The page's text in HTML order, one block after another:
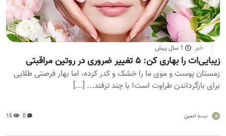
خبر 1 سال پیش
زیبایی‌ات را بهاری کن: ۵ تغییر ضروری در روتین مراقبتی
زمستان پوست و موی ما را خشک و کدر کرده، اما بهار فرصتی طلایی
برای بازگرداندن طراوت است! با چند ترفند... [...]
a توسط ادمین 0
15